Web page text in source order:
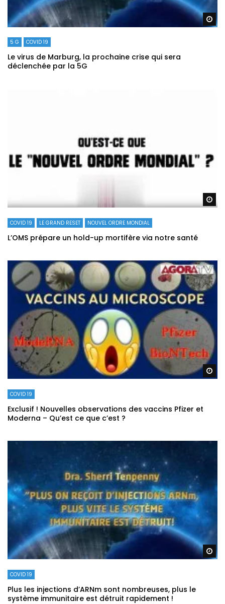
5 G COVID 19
Le virus de Marburg, la prochaine crise qui sera
déclenchée par la 5G
COVID 19 LE GRAND RESET NOUVEL ORDRE MONDIAL
L’OMS prépare un hold-up mortifère via notre santé
COVID 19
Exclusif ! Nouvelles observations des vaccins Pfizer et
Moderna – Qu’est ce que c’est ?
COVID 19
Plus les injections d’ARNm sont nombreuses, plus le
système immunitaire est détruit rapidement !